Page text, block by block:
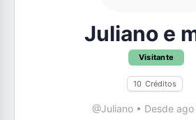
Juliano e
Visitante
10 Créditos
@Juliano • Desde